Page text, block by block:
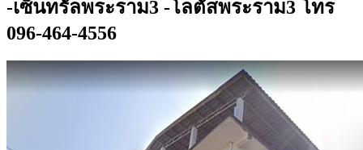
-เซ็นทรัลพระราม3 -โลตัสพระราม3 โทร
096-464-4556